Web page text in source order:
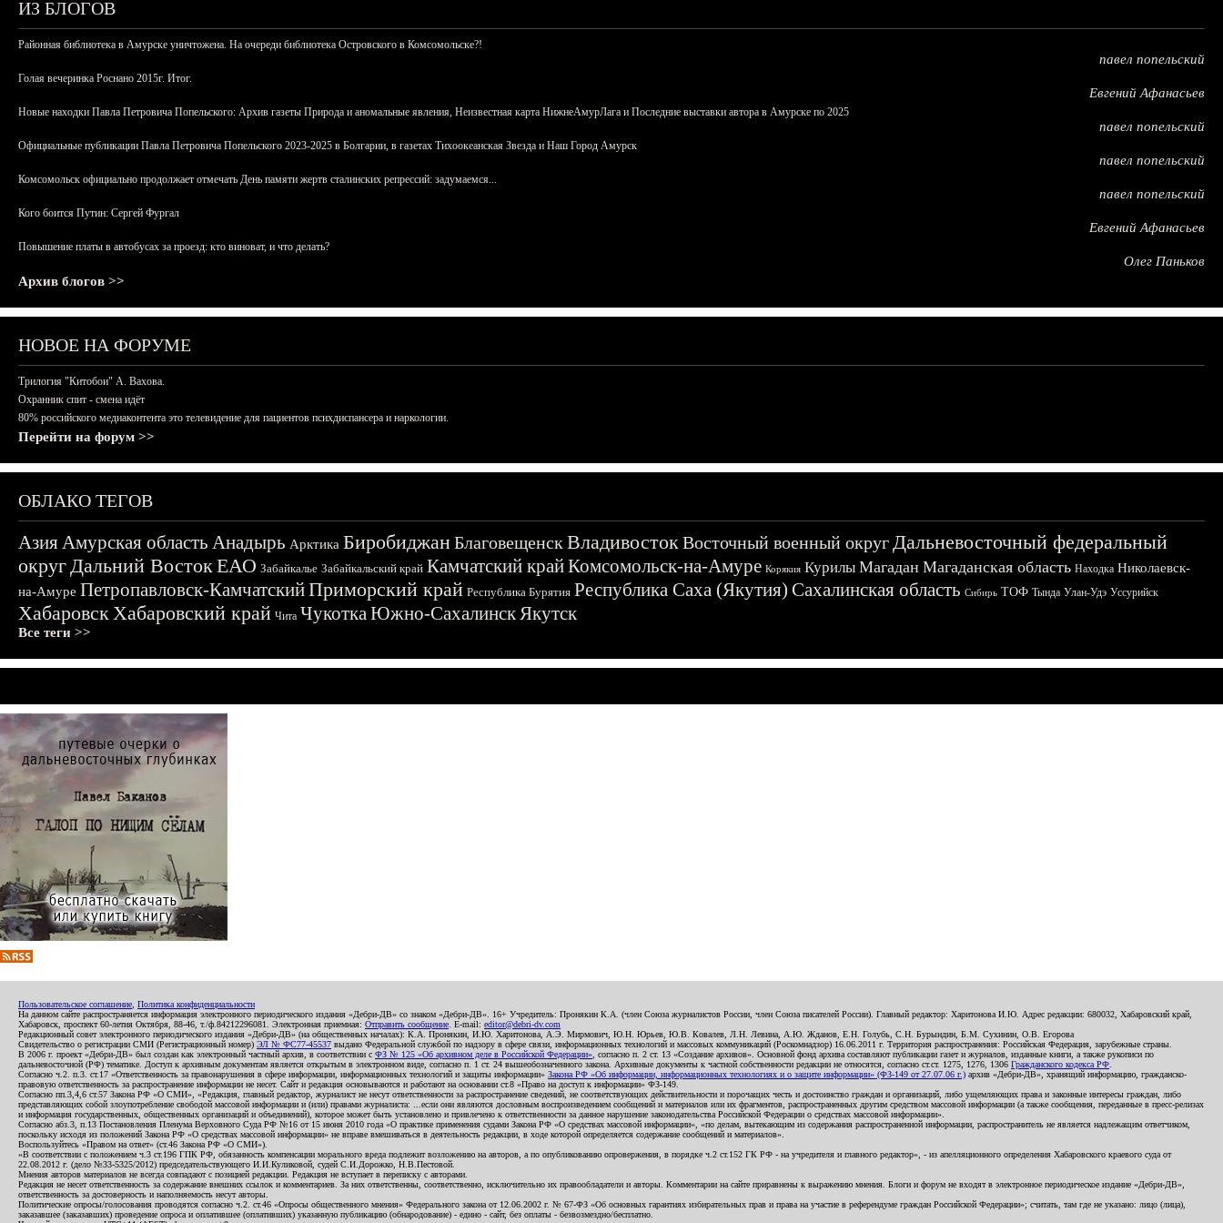
ИЗ БЛОГОВ
Районная библиотека в Амурске уничтожена. На очереди библиотека Островского в Комсомольске?!
павел попельский
Голая вечеринка Роснано 2015г. Итог.
Евгений Афанасьев
Новые находки Павла Петровича Попельского: Архив газеты Природа и аномальные явления, Неизвестная карта НижнеАмурЛага и Последние выставки автора в Амурске по 2025
павел попельский
Официальные публикации Павла Петровича Попельского 2023-2025 в Болгарии, в газетах Тихоокеанская Звезда и Наш Город Амурск
павел попельский
Комсомольск официально продолжает отмечать День памяти жертв сталинских репрессий: задумаемся...
павел попельский
Кого боится Путин: Сергей Фургал
Евгений Афанасьев
Повышение платы в автобусах за проезд: кто виноват, и что делать?
Олег Паньков
Архив блогов >>
НОВОЕ НА ФОРУМЕ
Трилогия "Китобои" А. Вахова.
Охранник спит - смена идёт
80% российского медиаконтента это телевидение для пациентов психдиспансера и наркологии.
Перейти на форум >>
ОБЛАКО ТЕГОВ
АзияАмурская область Анадырь Арктика БиробиджанБлаговещенскВладивостокВосточный военный округДальневосточный федеральный
округДальний ВостокЕАО Забайкалье Забайкальский край Камчатский крайКомсомольск-на-Амуре Корякия Курилы Магадан Магаданская область Находка Николаевск-
на-Амуре Петропавловск-КамчатскийПриморский край Республика Бурятия Республика Саха (Якутия) Сахалинская область Сибирь ТОФ Тында Улан-Удэ Уссурийск
ХабаровскХабаровский край Чита ЧукоткаЮжно-СахалинскЯкутск
Все теги >>
Пользовательское соглашение Политика конфиденциальности
На данном сайте распространяется информация электронного периодического издания «Дебри-ДВ» со знаком «Дебри-ДВ». 16+ Учредитель: Пронякин К.А. (член Союза журналистов России, член Союза писателей России). Главный редактор: Харитонова И.Ю. Адрес редакции: 680032, Хабаровский край,
Хабаровск, проспект 60-летия Октября, 88-46, т./ф.84212296081. Электронная приемная: Отправить сообщение . E-mail: editor@debri-dv.com
Редакционный совет электронного периодического издания «Дебри-ДВ» (на общественных началах): К.А. Пронякин, И.Ю. Харитонова, А.Э. Мирмович, Ю.Н. Юрьев, Ю.В. Ковалев, Л.Н. Левина, А.Ю. Жданов, Е.Н. Голубь, С.Н. Бурындин, Б.М. Сухинин, О.В. Егорова
Свидетельство о регистрации СМИ (Регистрационный номер) ЭЛ № ФС77-45537 выдано Федеральной службой по надзору в сфере связи, информационных технологий и массовых коммуникаций (Роскомнадзор) 16.06.2011 г. Территория распространения: Российская Федерация, зарубежные страны.
В 2006 г. проект «Дебри-ДВ» был создан как электронный частный архив, в соответствии с ФЗ № 125 «Об архивном деле в Российской Федерации» , согласно п. 2 ст. 13 «Создание архивов». Основной фонд архива составляют публикации газет и журналов, изданные книги, а также рукописи по
дальневосточной (РФ) тематике. Доступ к архивным документам является открытым в электронном виде, согласно п. 1 ст. 24 вышеобозначенного закона. Архивные документы к частной собственности редакции не относятся, согласно ст.ст. 1275, 1276, 1306 Гражданского кодекса РФ
Согласно ч.2. п.3. ст.17 «Ответственность за правонарушения в сфере информации, информационных технологий и защиты информации» Закона РФ «Об информации, информационных технологиях и о защите информации» (ФЗ-149 от 27.07.06 г.) архив «Дебри-ДВ», хранящий информацию, гражданско-
правовую ответственность за распространение информации не несет. Сайт и редакция основываются и работают на основании ст.8 «Право на доступ к информации» ФЗ-149.
Согласно пп.3,4,6 ст.57 Закона РФ «О СМИ», «Редакция, главный редактор, журналист не несут ответственности за распространение сведений, не соответствующих действительности и порочащих честь и достоинство граждан и организаций, либо ущемляющих права и законные интересы граждан, либо
представляющих собой злоупотребление свободой массовой информации и (или) правами журналиста: ...если они являются дословным воспроизведением сообщений и материалов или их фрагментов, распространенных другим средством массовой информации (а также сообщения, переданные в пресс-релизах
и информация государственных, общественных организаций и объединений), которое может быть установлено и привлечено к ответственности за данное нарушение законодательства Российской Федерации о средствах массовой информации».
Согласно абз.3, п.13 Постановления Пленума Верховного Суда РФ №16 от 15 июня 2010 года «О практике применения судами Закона РФ «О средствах массовой информации», «по делам, вытекающим из содержания распространенной информации, распространитель не является надлежащим ответчиком,
поскольку исходя из положений Закона РФ «О средствах массовой информации» не вправе вмешиваться в деятельность редакции, в ходе которой определяется содержание сообщений и материалов».
Воспользуйтесь «Правом на ответ» (ст.46 Закона РФ «О СМИ»).
«В соответствии с положением ч.3 ст.196 ГПК РФ, обязанность компенсации морального вреда подлежит возложению на авторов, а по опубликованию опровержения, в порядке ч.2 ст.152 ГК РФ - на учредителя и главного редактор», - из апелляционного определения Хабаровского краевого суда от
22.08.2012 г. (дело №33-5325/2012) председательствующего И.И.Куликовой, судей С.И.Дорожко, Н.В.Пестовой.
Мнения авторов материалов не всегда совпадают с позицией редакции. Редакция не вступает в переписку с авторами.
Редакция не несет ответственность за содержание внешних ссылок и комментариев. За них ответственны, соответственно, исключительно их правообладатели и авторы. Комментарии на сайте приравнены к выражению мнения. Блоги и форум не входят в электронное периодическое издание «Дебри-ДВ»,
ответственность за достоверность и наполняемость несут авторы.
Политические опросы/голосования проводятся согласно ч.2. ст.46 «Опросы общественного мнения» Федерального закона от 12.06.2002 г. № 67-ФЗ «Об основных гарантиях избирательных прав и права на участие в референдуме граждан Российской Федерации»; считать, там где не указано: лицо (лица),
заказавшее (заказавших) проведение опроса и оплатившее (оплативших) указанную публикацию (обнародование) - едино - сайт, без оплаты - безвозмездно/бесплатно.